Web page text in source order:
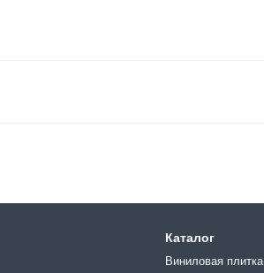
Каталог
Виниловая плитка